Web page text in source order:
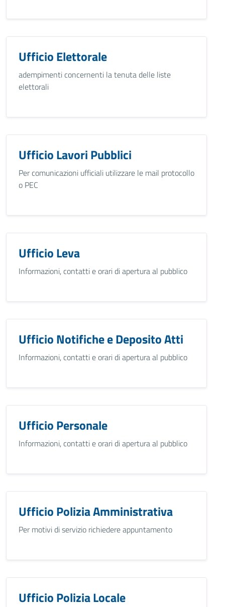
Ufficio Elettorale
adempimenti concernenti la tenuta delle liste
elettorali
Ufficio Lavori Pubblici
Per comunicazioni ufficiali utilizzare le mail protocollo
o PEC
Ufficio Leva
Informazioni, contatti e orari di apertura al pubblico
Ufficio Notifiche e Deposito Atti
Informazioni, contatti e orari di apertura al pubblico
Ufficio Personale
Informazioni, contatti e orari di apertura al pubblico
Ufficio Polizia Amministrativa
Per motivi di servizio richiedere appuntamento
Ufficio Polizia Locale